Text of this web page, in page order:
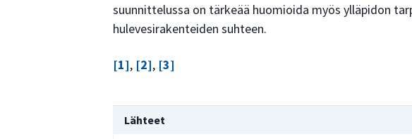
suunnittelussa on tärkeää huomioida myös ylläpidon
hulevesirakenteiden suhteen.
[1], [2], [3]
Lähteet